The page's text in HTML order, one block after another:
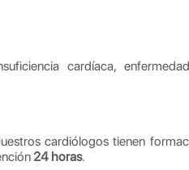
cardíaca,
cardiólogos tienen
24 horas.